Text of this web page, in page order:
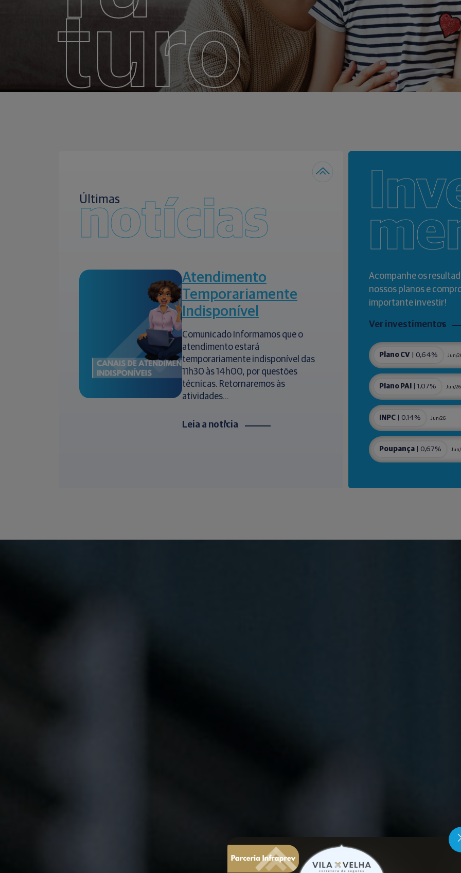
turo
Últimas
notícias
Atendimento
Temporariamente
Indisponível
Comunicado Informamos que o
atendimento estará
temporariamente indisponível das
11h30 às 14h00, por questões
técnicas. Retornaremos às
atividades...
Leia a notícia
Acompanhe os
nossos planos e
importante investir!
Ver investimentos
Plano CV | 0,64% Jun/
Plano PAI | 1,07% Jun/26
INPC | 0,14% Jun/26
Poupança | 0,67%